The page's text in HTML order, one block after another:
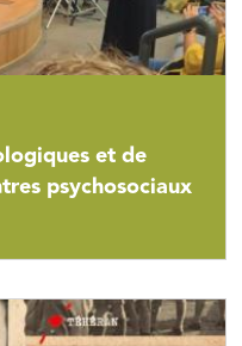
et de
psychosociaux